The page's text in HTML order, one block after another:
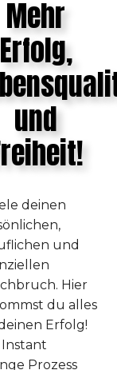
Mehr
Erfolg,
und
deinen
und
Hier
du alles
Erfolg!
Prozess